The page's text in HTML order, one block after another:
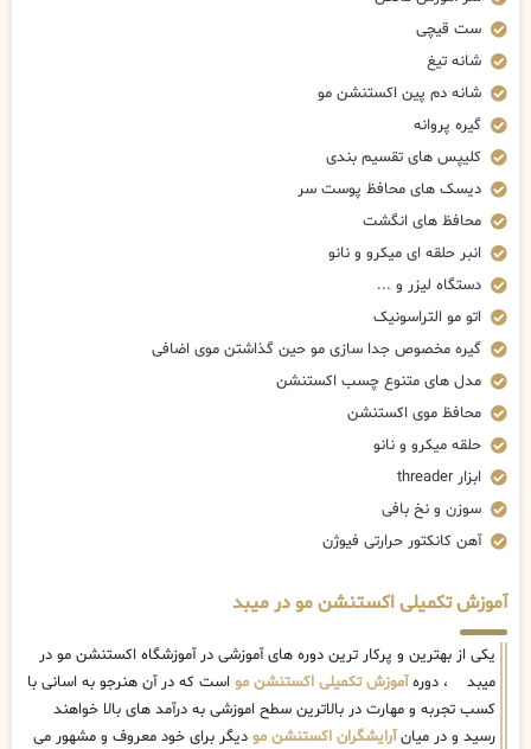
ست قیچی
شانه تیغ
شانه دم پین اکستنشن مو
گیره پروانه
کلیپس های تقسیم بندی
دیسک های محافظ پوست سر
محافظ های انگشت
انبر حلقه ای میکرو و نانو
دستگاه لیزر و ...
اتو مو التراسونیک
گیره مخصوص جدا سازی مو حین گذاشتن موی اضافی
مدل های متنوع چسب اکستنشن
محافظ موی اکستنشن
حلقه میکرو و نانو
ابزار threader
سوزن و نخ بافی
آهن کانکتور حرارتی فیوژن
آموزش تکمیلی اکستنشن مو در میبد
یکی از بهترین و پرکار ترین دوره های آموزشی در آموزشگاه اکستنشن مو در
میبد ، دورهآموزش تکمیلی اکستنشن مو است که در آن هنرجو به اسانی با
کسب تجربه و مهارت در بالاترین سطح اموزشی به درآمد های بالا خواهند
رسید و در میانآرایشگران اکستنشن مو دیگر برای خود معروف و مشهور می